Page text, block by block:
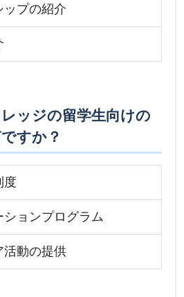
ップの紹介
ッジの留学生向けの
すか？
度
ションプログラム
活動の提供